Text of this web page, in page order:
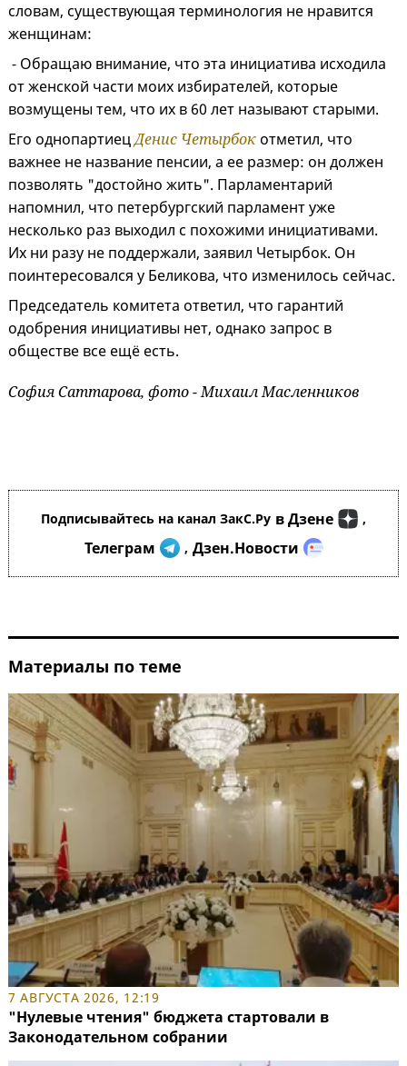
словам, существующая терминология не нравится
женщинам:
⁃ Обращаю внимание, что эта инициатива исходила
от женской части моих избирателей, которые
возмущены тем, что их в 60 лет называют старыми.
Его однопартиецДенис Четырбок отметил, что
важнее не название пенсии, а ее размер: он должен
позволять "достойно жить". Парламентарий
напомнил, что петербургский парламент уже
несколько раз выходил с похожими инициативами.
Их ни разу не поддержали, заявил Четырбок. Он
поинтересовался у Беликова, что изменилось сейчас.
Председатель комитета ответил, что гарантий
одобрения инициативы нет, однако запрос в
обществе все ещё есть.
София Саттарова, фото - Михаил Масленников
Подписывайтесь на канал ЗакС.Ру в Дзене ,
Телеграм , Дзен.Новости
Материалы по теме
7 АВГУСТА 2026, 12:19
"Нулевые чтения" бюджета стартовали в
Законодательном собрании